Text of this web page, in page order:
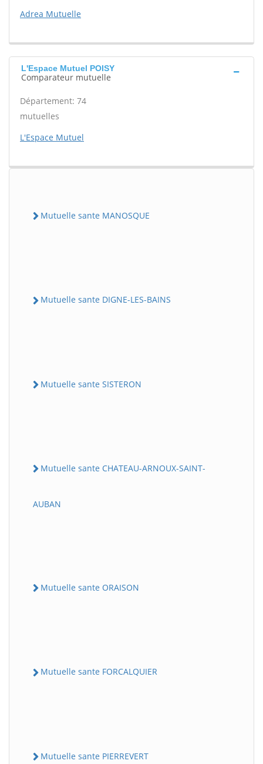
Adrea Mutuelle
L'Espace Mutuel POISY
Comparateur mutuelle
Département: 74
mutuelles
L'Espace Mutuel
Mutuelle sante MANOSQUE
Mutuelle sante DIGNE-LES-BAINS
Mutuelle sante SISTERON
Mutuelle sante CHATEAU-ARNOUX-SAINT-
AUBAN
Mutuelle sante ORAISON
Mutuelle sante FORCALQUIER
Mutuelle sante PIERREVERT